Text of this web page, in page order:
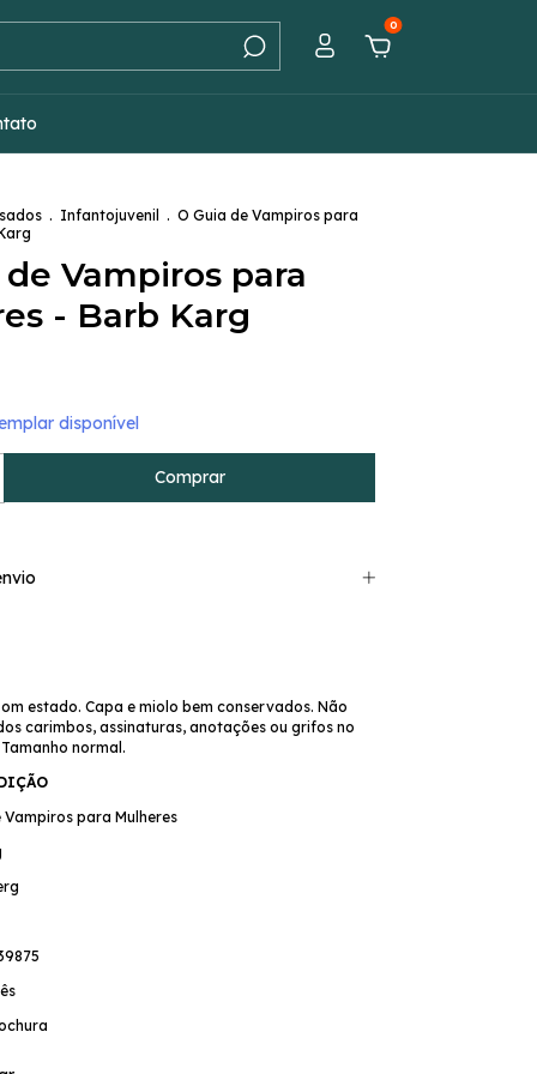
0
. Infantojuvenil . O Guia de Vampiros para
de Vampiros para
- Barb Karg
disponível
estado. Capa e miolo bem conservados. Não
carimbos, assinaturas, anotações ou grifos no
normal.
Vampiros para Mulheres